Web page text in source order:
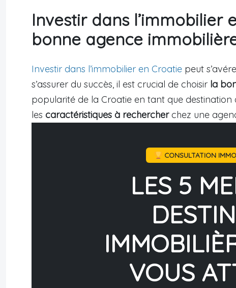
Investir dans l’immobilier
bonne agence
Investir dans l’immobilier en Croatie peut
s’assurer du succès, il est crucial de choisir la
popularité de la Croatie en tant que
les caractéristiques à rechercherchez une
CONSULTATION
LES 5
VOUS